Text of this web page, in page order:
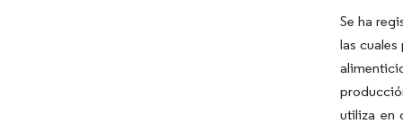
Se ha
las
utiliza en